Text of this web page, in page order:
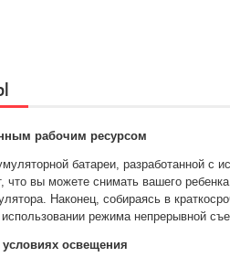
рабочим ресурсом
батареи, разработанной с
что вы можете снимать вашего
Наконец, собираясь в
режима непрерывной
освещения